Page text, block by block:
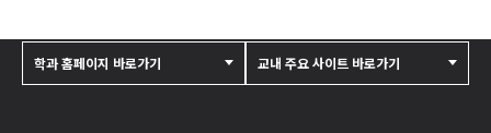
학과 홈페이지 바로가기 교내 주요 사이트 바로가기